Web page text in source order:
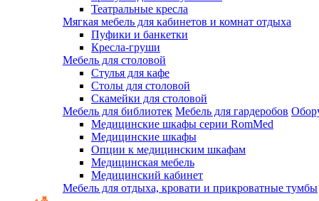
Театральные кресла
Мягкая мебель для кабинетов и комнат отдыха
Пуфики и банкетки
Кресла-груши
Мебель для столовой
Cтулья для кафе
Cтолы для столовой
Скамейки для столовой
Мебель для библиотек Мебель для гардеробов
Медицинские шкафы серии RomMed
Медицинские шкафы
Опции к медицинским шкафам
Медицинская мебель
Медицинский кабинет
Мебель для отдыха, кровати и прикроватные тумбы